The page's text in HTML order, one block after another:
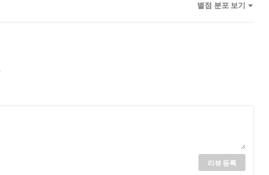
별점 분포 보기
리뷰 등록